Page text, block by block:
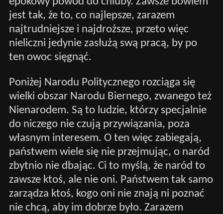
jest tak, że to, co najlepsze, zarazem
najtrudniejsze i najdroższe, przeto więc
nieliczni jedynie zasłużą swą pracą, by po
ten owoc sięgnąć.
Poniżej Narodu Politycznego rozciąga się
wielki obszar Narodu Biernego, zwanego też
Nienarodem. Są to ludzie, którzy specjalnie
do niczego nie czują przywiązania, poza
własnym interesem. O ten więc zabiegają,
państwem wiele się nie przejmując, o naród
zbytnio nie dbając. Ci to myślą, że naród to
zawsze ktoś, ale nie oni. Państwem tak samo
zarządza ktoś, kogo oni nie znają ni poznać
nie chcą, aby im dobrze było. Zarazem